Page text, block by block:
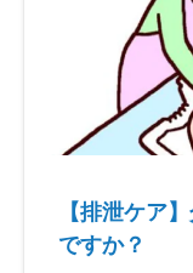
【排泄ケア
ですか？